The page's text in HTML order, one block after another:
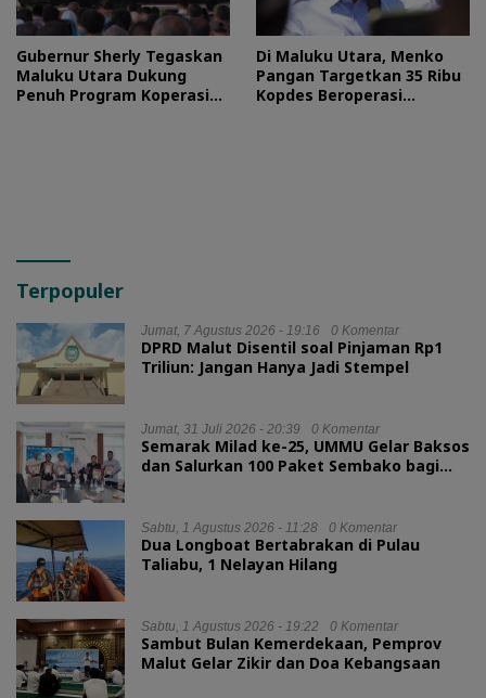
Gubernur Sherly Tegaskan
Maluku Utara Dukung
Penuh Program Koperasi
Di Maluku Utara, Menko
Pangan Targetkan 35 Ribu
Kopdes Beroperasi
Terpopuler
Jumat, 7 Agustus 2026 - 19:16 0 Komentar
DPRD Malut Disentil soal Pinjaman Rp1
Triliun: Jangan Hanya Jadi Stempel
Jumat, 31 Juli 2026 - 20:39 0 Komentar
Semarak Milad ke-25, UMMU Gelar Baksos
dan Salurkan 100 Paket Sembako bagi
Sabtu, 1 Agustus 2026 - 11:28 0 Komentar
Dua Longboat Bertabrakan di Pulau
Taliabu, 1 Nelayan Hilang
Sabtu, 1 Agustus 2026 - 19:22 0 Komentar
Sambut Bulan Kemerdekaan, Pemprov
Malut Gelar Zikir dan Doa Kebangsaan